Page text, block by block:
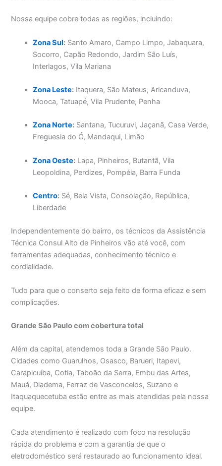
Nossa equipe cobre todas as regiões, incluindo:
Zona Sul: Santo Amaro, Campo Limpo, Jabaquara,
Socorro, Capão Redondo, Jardim São Luís,
Interlagos, Vila Mariana
Zona Leste: Itaquera, São Mateus, Aricanduva,
Mooca, Tatuapé, Vila Prudente, Penha
Zona Norte: Santana, Tucuruvi, Jaçanã, Casa Verde,
Freguesia do Ó, Mandaqui, Limão
Zona Oeste: Lapa, Pinheiros, Butantã, Vila
Leopoldina, Perdizes, Pompéia, Barra Funda
Centro: Sé, Bela Vista, Consolação, República,
Liberdade
Independentemente do bairro, os técnicos da Assistência
Técnica Consul Alto de Pinheiros vão até você, com
ferramentas adequadas, conhecimento técnico e
cordialidade.
Tudo para que o conserto seja feito de forma eficaz e sem
complicações.
Grande São Paulo com cobertura total
Além da capital, atendemos toda a Grande São Paulo.
Cidades como Guarulhos, Osasco, Barueri, Itapevi,
Carapicuíba, Cotia, Taboão da Serra, Embu das Artes,
Mauá, Diadema, Ferraz de Vasconcelos, Suzano e
Itaquaquecetuba estão entre as mais atendidas pela nossa
equipe.
Cada atendimento é realizado com foco na resolução
rápida do problema e com a garantia de que o
eletrodoméstico será restaurado ao funcionamento ideal.